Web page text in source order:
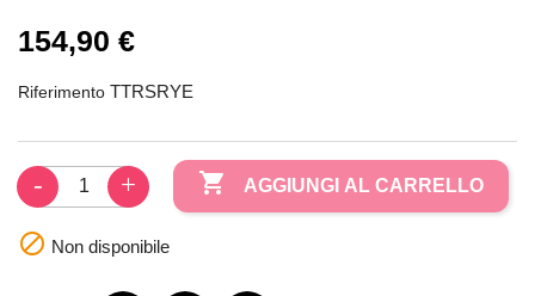
154,90 €
Riferimento TTRSRYE
 AGGIUNGI AL CARRELLO
 Non disponibile